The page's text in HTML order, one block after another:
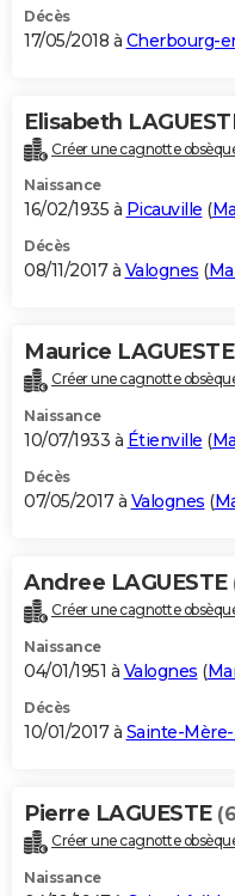
Décès
17/05/2018 à Cherbourg-
Elisabeth
Créer une cagnotte
Naissance
16/02/1935 à Picauville (
Décès
08/11/2017 à Valognes (
Maurice LAGUESTE
Créer une cagnotte
Naissance
10/07/1933 à Étienville (
Décès
07/05/2017 à Valognes (
Andree LAGUESTE
Créer une cagnotte
Naissance
04/01/1951 à Valognes (
Décès
10/01/2017 à Sainte-
Pierre LAGUESTE
Créer une cagnotte
Naissance